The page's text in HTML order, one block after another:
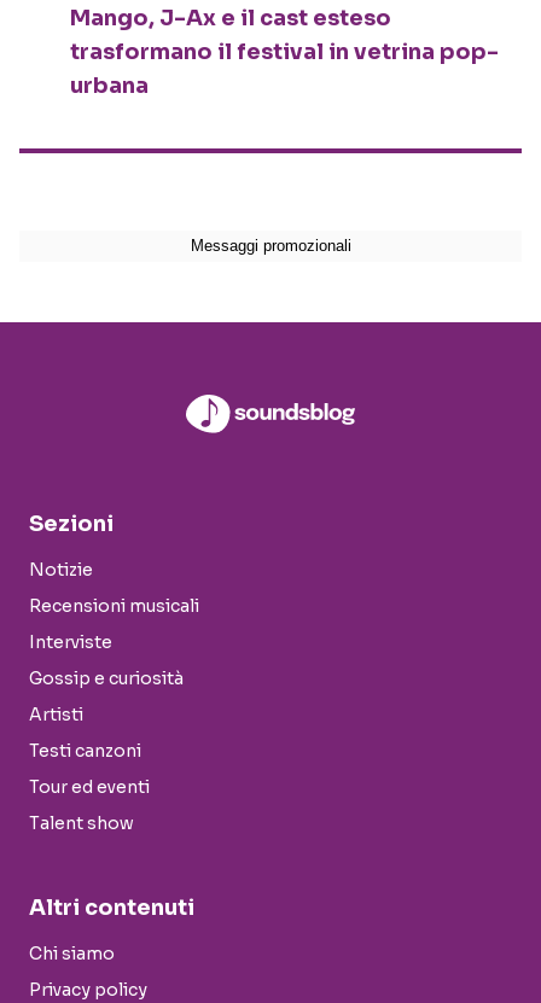
Mango, J-Ax e il cast esteso
trasformano il festival in vetrina pop-
urbana
Sezioni
Notizie
Recensioni musicali
Interviste
Gossip e curiosità
Artisti
Testi canzoni
Tour ed eventi
Talent show
Altri contenuti
Chi siamo
Privacy policy